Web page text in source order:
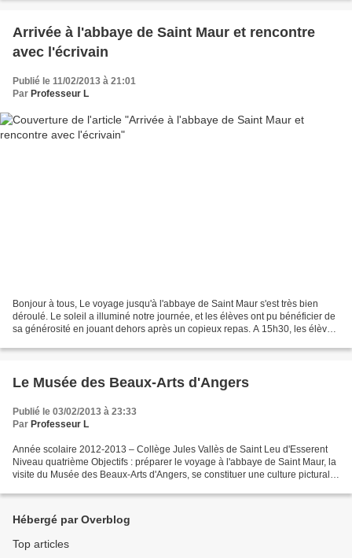
Arrivée à l'abbaye de Saint Maur et rencontre
avec l'écrivain
Publié le 11/02/2013 à 21:01
Par Professeur L
Bonjour à tous, Le voyage jusqu'à l'abbaye de Saint Maur s'est très bien
déroulé. Le soleil a illuminé notre journée, et les élèves ont pu bénéficier de
sa générosité en jouant dehors après un copieux repas. A 15h30, les élèves
Le Musée des Beaux-Arts d'Angers
Publié le 03/02/2013 à 23:33
Par Professeur L
Année scolaire 2012-2013 – Collège Jules Vallès de Saint Leu d'Esserent
Niveau quatrième Objectifs : préparer le voyage à l'abbaye de Saint Maur, la
visite du Musée des Beaux-Arts d'Angers, se constituer une culture picturale
Hébergé par Overblog
Top articles